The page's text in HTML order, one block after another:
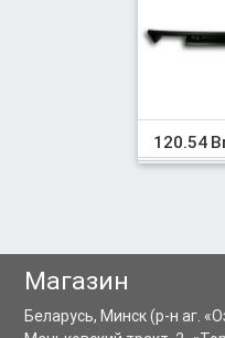
120.54
Магазин
Беларусь,Минск(р-н аг.